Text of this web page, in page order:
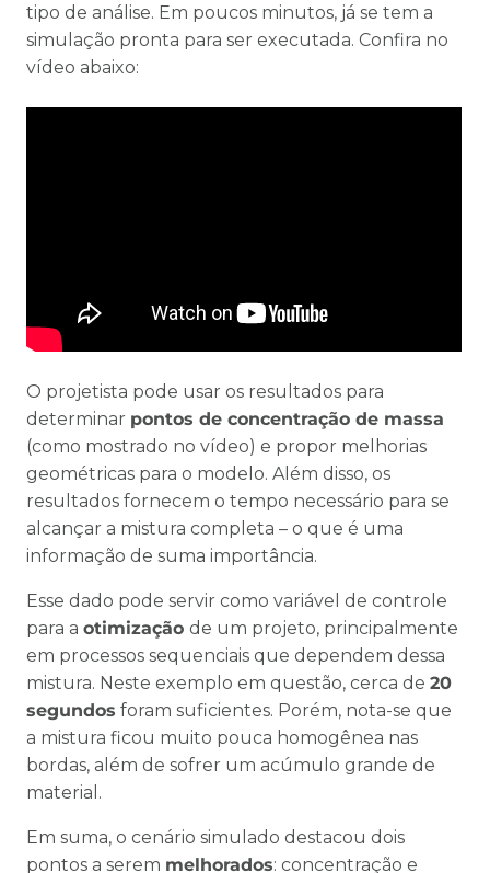
tipo de análise. Em poucos minutos, já se tem a
simulação pronta para ser executada. Confira no
vídeo abaixo:
O projetista pode usar os resultados para
determinar pontos de concentração de massa
(como mostrado no vídeo) e propor melhorias
geométricas para o modelo. Além disso, os
resultados fornecem o tempo necessário para se
alcançar a mistura completa – o que é uma
informação de suma importância.
Esse dado pode servir como variável de controle
para a otimização de um projeto, principalmente
em processos sequenciais que dependem dessa
mistura. Neste exemplo em questão, cerca de 20
segundos foram suficientes. Porém, nota-se que
a mistura ficou muito pouca homogênea nas
bordas, além de sofrer um acúmulo grande de
material.
Em suma, o cenário simulado destacou dois
pontos a serem melhorados: concentração e